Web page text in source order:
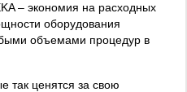
– экономия на расходных
оборудования
объемами процедур в
так ценятся за свою